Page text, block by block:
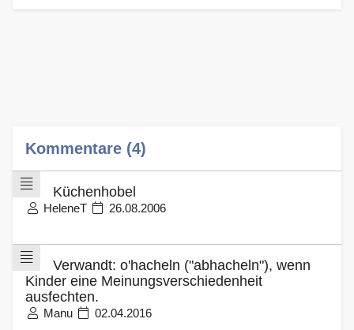
Kommentare (4)
Küchenhobel
HeleneT 26.08.2006
Verwandt: o'hacheln ("abhacheln"), wenn
Kinder eine Meinungsverschiedenheit
ausfechten.
Manu 02.04.2016